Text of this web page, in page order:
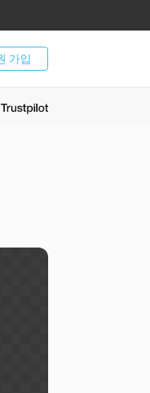
가입